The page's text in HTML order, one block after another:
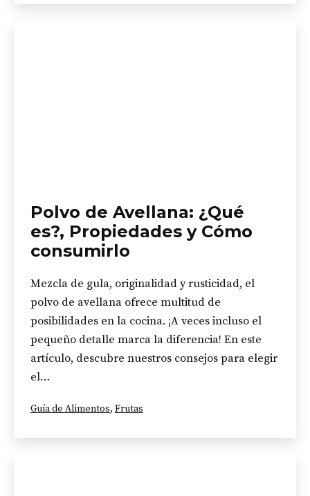
Polvo de Avellana: ¿Qué
es?, Propiedades y Cómo
consumirlo
Mezcla de gula, originalidad y rusticidad, el
polvo de avellana ofrece multitud de
posibilidades en la cocina. ¡A veces incluso el
pequeño detalle marca la diferencia! En este
artículo, descubre nuestros consejos para elegir
el…
Categorizado
Guía de Alimentos, Frutas